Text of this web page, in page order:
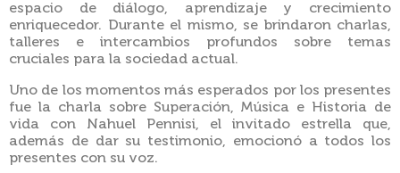
espacio de diálogo, aprendizaje y crecimiento
enriquecedor. Durante el mismo, se brindaron charlas,
talleres e intercambios profundos sobre temas
cruciales para la sociedad actual.
Uno de los momentos más esperados por los presentes
fue la charla sobre Superación, Música e Historia de
vida con Nahuel Pennisi, el invitado estrella que,
además de dar su testimonio, emocionó a todos los
presentes con su voz.